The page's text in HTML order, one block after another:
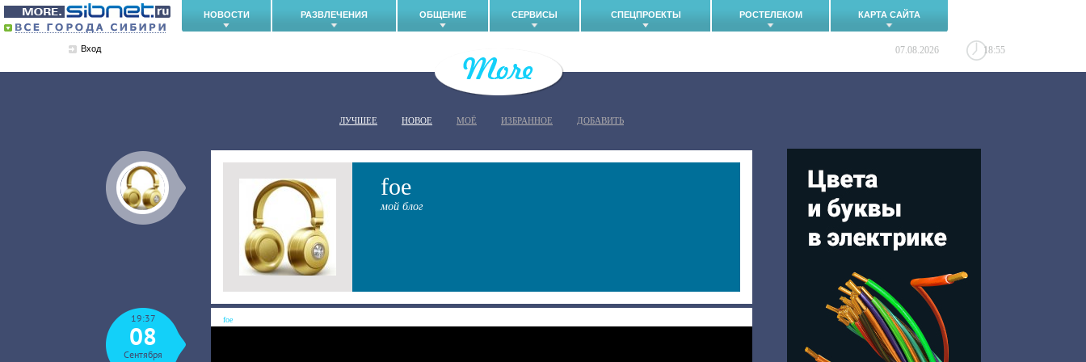
НОВОСТИ РАЗВЛЕЧЕНИЯ ОБЩЕНИЕ СЕРВИСЫ СПЕЦПРОЕКТЫ РОСТЕЛЕКОМ КАРТА САЙТА
Вход 07.08.2026 18:55
ЛУЧШЕЕ НОВОЕ МОЁ ИЗБРАННОЕ ДОБАВИТЬ
foe
мой блог
19:37
08
Сентября
foe